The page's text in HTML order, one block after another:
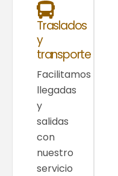
Traslados
y
transporte
Facilitamos
llegadas
y
salidas
con
nuestro
servicio